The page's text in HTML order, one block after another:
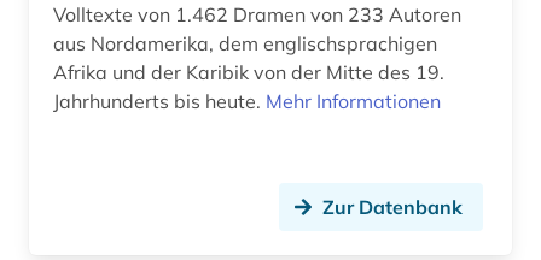
Volltexte von 1.462 Dramen von 233 Autoren
aus Nordamerika, dem englischsprachigen
Afrika und der Karibik von der Mitte des 19.
Jahrhunderts bis heute. Mehr Informationen
Zur Datenbank